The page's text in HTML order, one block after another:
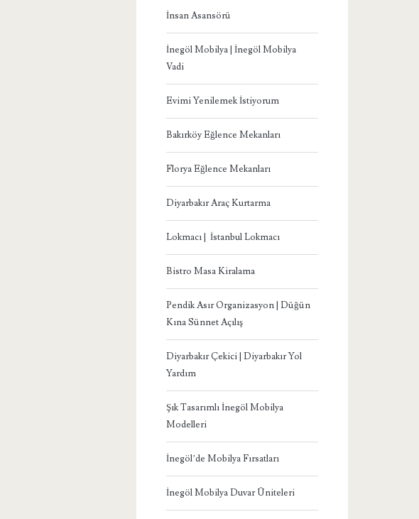
İnsan Asansörü
İnegöl Mobilya | İnegöl Mobilya
Vadi
Evimi Yenilemek İstiyorum
Bakırköy Eğlence Mekanları
Florya Eğlence Mekanları
Diyarbakır Araç Kurtarma
Lokmacı | İstanbul Lokmacı
Bistro Masa Kiralama
Pendik Asır Organizasyon | Düğün
Kına Sünnet Açılış
Diyarbakır Çekici | Diyarbakır Yol
Yardım
Şık Tasarımlı İnegöl Mobilya
Modelleri
İnegöl’de Mobilya Fırsatları
İnegöl Mobilya Duvar Üniteleri